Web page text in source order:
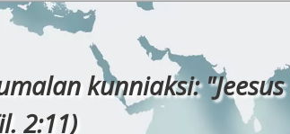
kunniaksi:
2:11)